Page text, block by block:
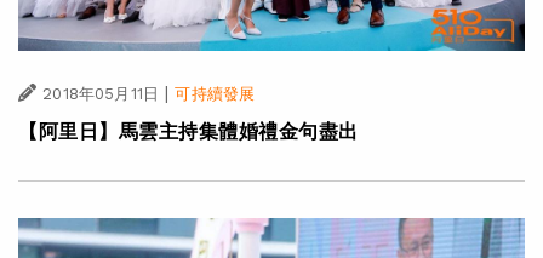
2018年05月11日 | 可持續發展
【阿里日】馬雲主持集體婚禮金句盡出